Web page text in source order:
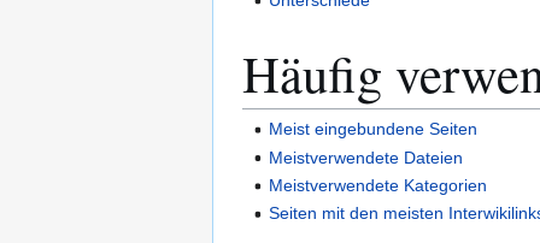
Häufig
Meist eingebundene Seiten
Meistverwendete Dateien
Meistverwendete Kategorien
Seiten mit den meisten